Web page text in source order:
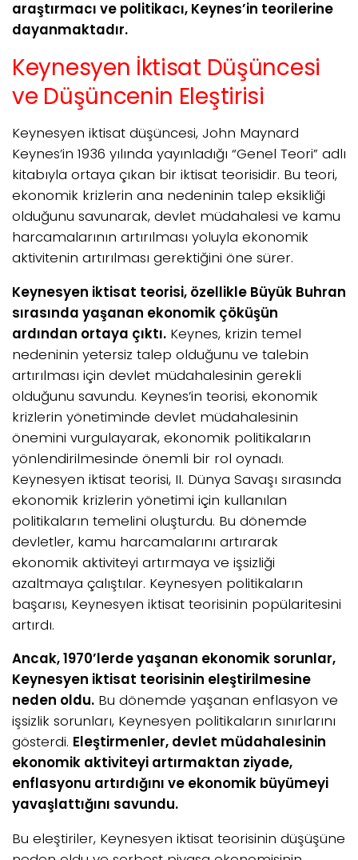
araştırmacı ve politikacı, Keynes’in teorilerine
dayanmaktadır.
Keynesyen İktisat Düşüncesi
ve Düşüncenin Eleştirisi
Keynesyen iktisat düşüncesi, John Maynard
Keynes’in 1936 yılında yayınladığı “Genel Teori” adlı
kitabıyla ortaya çıkan bir iktisat teorisidir. Bu teori,
ekonomik krizlerin ana nedeninin talep eksikliği
olduğunu savunarak, devlet müdahalesi ve kamu
harcamalarının artırılması yoluyla ekonomik
aktivitenin artırılması gerektiğini öne sürer.
Keynesyen iktisat teorisi, özellikle Büyük Buhran
sırasında yaşanan ekonomik çöküşün
ardından ortaya çıktı. Keynes, krizin temel
nedeninin yetersiz talep olduğunu ve talebin
artırılması için devlet müdahalesinin gerekli
olduğunu savundu. Keynes’in teorisi, ekonomik
krizlerin yönetiminde devlet müdahalesinin
önemini vurgulayarak, ekonomik politikaların
yönlendirilmesinde önemli bir rol oynadı.
Keynesyen iktisat teorisi, II. Dünya Savaşı sırasında
ekonomik krizlerin yönetimi için kullanılan
politikaların temelini oluşturdu. Bu dönemde
devletler, kamu harcamalarını artırarak
ekonomik aktiviteyi artırmaya ve işsizliği
azaltmaya çalıştılar. Keynesyen politikaların
başarısı, Keynesyen iktisat teorisinin popülaritesini
artırdı.
Ancak, 1970’lerde yaşanan ekonomik sorunlar,
Keynesyen iktisat teorisinin eleştirilmesine
neden oldu. Bu dönemde yaşanan enflasyon ve
işsizlik sorunları, Keynesyen politikaların sınırlarını
gösterdi. Eleştirmenler, devlet müdahalesinin
ekonomik aktiviteyi artırmaktan ziyade,
enflasyonu artırdığını ve ekonomik büyümeyi
yavaşlattığını savundu.
Bu eleştiriler, Keynesyen iktisat teorisinin düşüşüne